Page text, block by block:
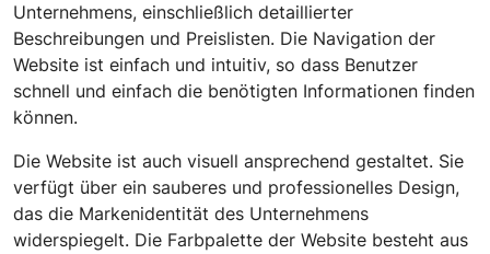
Unternehmens, einschließlich detaillierter
Beschreibungen und Preislisten. Die Navigation der
Website ist einfach und intuitiv, so dass Benutzer
schnell und einfach die benötigten Informationen finden
können.
Die Website ist auch visuell ansprechend gestaltet. Sie
verfügt über ein sauberes und professionelles Design,
das die Markenidentität des Unternehmens
widerspiegelt. Die Farbpalette der Website besteht aus